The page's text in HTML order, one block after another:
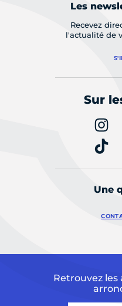
Les
Recevez
l'actualité de
Sur
Une
Retrouvez